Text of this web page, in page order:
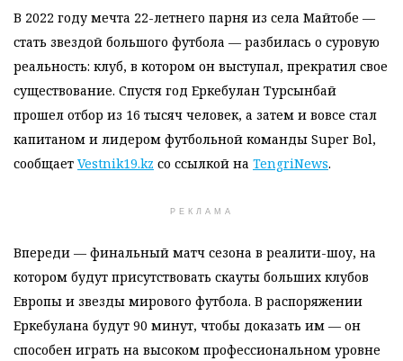
В 2022 году мечта 22-летнего парня из села Майтобе —
стать звездой большого футбола — разбилась о суровую
реальность: клуб, в котором он выступал, прекратил свое
существование. Спустя год Еркебулан Турсынбай
прошел отбор из 16 тысяч человек, а затем и вовсе стал
капитаном и лидером футбольной команды Super Bol,
сообщает Vestnik19.kz со ссылкой на TengriNews.
РЕКЛАМА
Впереди — финальный матч сезона в реалити-шоу, на
котором будут присутствовать скауты больших клубов
Европы и звезды мирового футбола. В распоряжении
Еркебулана будут 90 минут, чтобы доказать им — он
способен играть на высоком профессиональном уровне